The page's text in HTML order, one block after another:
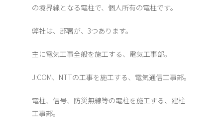
の境界線となる電柱で、個人所有の電柱です。
弊社は、部署が、3つあります。
主に電気工事全般を施工する、電気工事部。
J:COM、NTTの工事を施工する、電気通信工事部。
電柱、信号、防災無線等の電柱を施工する、建柱
工事部。